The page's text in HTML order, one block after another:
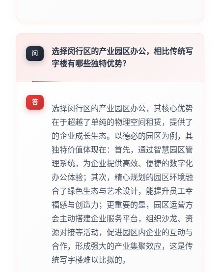
问
选择闵行区的产业园区办公，相比传统写
字楼有哪些独特优势？
答
选择闵行区的产业园区办公，其核心优势
在于超越了单纯的物理空间租赁，提供了
的企业成长生态。以德必的园区为例，其
独特价值体现在：首先，通过智慧园区管
理系统，为企业提供高效、便捷的数字化
办公体验；其次，精心规划的园区环境融
合了绿色生态与艺术设计，能提升员工幸
福感与创造力；更重要的是，园区运营方
会主动搭建企业服务平台，组织沙龙、资
源对接等活动，促进园区内企业的互动与
合作，形成强大的产业集聚效应，这是传
统写字楼难以比拟的。